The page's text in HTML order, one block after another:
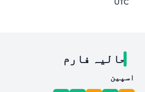
حالیہ فارم
اسپین